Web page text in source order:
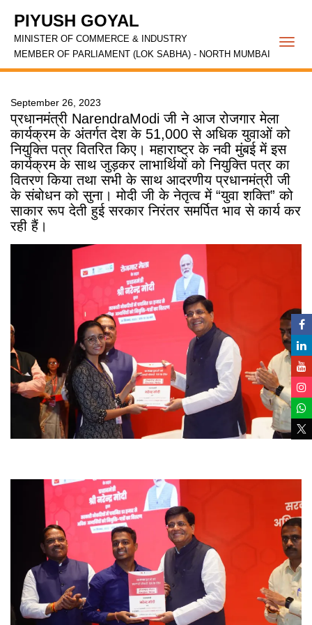
PIYUSH GOYAL
MINISTER OF COMMERCE & INDUSTRY
MEMBER OF PARLIAMENT (LOK SABHA) - NORTH MUMBAI
September 26, 2023
प्रधानमंत्री NarendraModi जी ने आज रोजगार मेला
कार्यक्रम के अंतर्गत देश के 51,000 से अधिक युवाओं को
नियुक्ति पत्र वितरित किए। महाराष्ट्र के नवी मुंबई में इस
कार्यक्रम के साथ जुड़कर लाभार्थियों को नियुक्ति पत्र का
वितरण किया तथा सभी के साथ आदरणीय प्रधानमंत्री जी
के संबोधन को सुना। मोदी जी के नेतृत्व में “युवा शक्ति” को
साकार रूप देती हुई सरकार निरंतर समर्पित भाव से कार्य कर
रही हैं।